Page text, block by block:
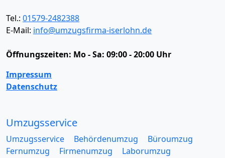
Tel.: 01579-2482388
E-Mail: info@umzugsfirma-iserlohn.de
Öffnungszeiten: Mo - Sa: 09:00 - 20:00 Uhr
Impressum
Datenschutz
Umzugsservice
Umzugsservice Behördenumzug
Büroumzug
Fernumzug
Firmenumzug
Laborumzug